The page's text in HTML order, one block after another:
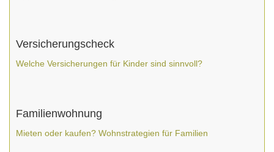
Versicherungscheck
Welche Versicherungen für Kinder sind sinnvoll?
Familienwohnung
Mieten oder kaufen? Wohnstrategien für Familien